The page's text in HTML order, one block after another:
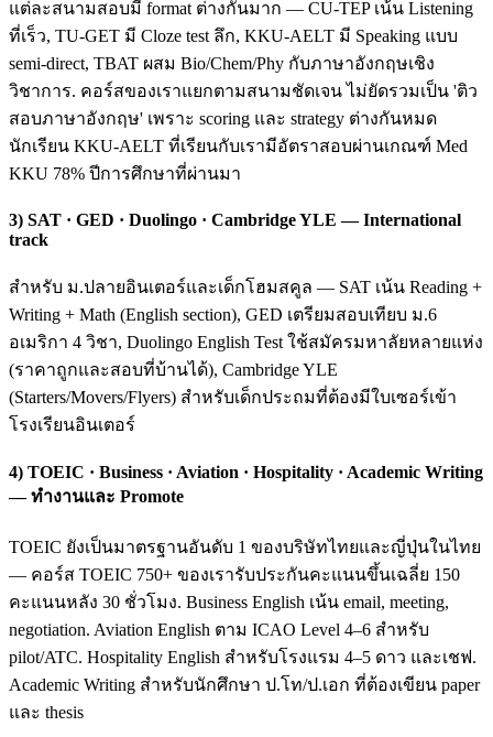
แต่ละสนามสอบมี format ต่างกันมาก — CU-TEP เน้น Listening
ที่เร็ว, TU-GET มี Cloze test ลึก, KKU-AELT มี Speaking แบบ
semi-direct, TBAT ผสม Bio/Chem/Phy กับภาษาอังกฤษเชิง
วิชาการ. คอร์สของเราแยกตามสนามชัดเจน ไม่ยัดรวมเป็น 'ติว
สอบภาษาอังกฤษ' เพราะ scoring และ strategy ต่างกันหมด
นักเรียน KKU-AELT ที่เรียนกับเรามีอัตราสอบผ่านเกณฑ์ Med
KKU 78% ปีการศึกษาที่ผ่านมา
3) SAT · GED · Duolingo · Cambridge YLE — International
track
สำหรับ ม.ปลายอินเตอร์และเด็กโฮมสคูล — SAT เน้น Reading +
Writing + Math (English section), GED เตรียมสอบเทียบ ม.6
อเมริกา 4 วิชา, Duolingo English Test ใช้สมัครมหาลัยหลายแห่ง
(ราคาถูกและสอบที่บ้านได้), Cambridge YLE
(Starters/Movers/Flyers) สำหรับเด็กประถมที่ต้องมีใบเซอร์เข้า
โรงเรียนอินเตอร์
4) TOEIC · Business · Aviation · Hospitality · Academic Writing
— ทำงานและ Promote
TOEIC ยังเป็นมาตรฐานอันดับ 1 ของบริษัทไทยและญี่ปุ่นในไทย
— คอร์ส TOEIC 750+ ของเรารับประกันคะแนนขึ้นเฉลี่ย 150
คะแนนหลัง 30 ชั่วโมง. Business English เน้น email, meeting,
negotiation. Aviation English ตาม ICAO Level 4–6 สำหรับ
pilot/ATC. Hospitality English สำหรับโรงแรม 4–5 ดาว และเชฟ.
Academic Writing สำหรับนักศึกษา ป.โท/ป.เอก ที่ต้องเขียน paper
และ thesis